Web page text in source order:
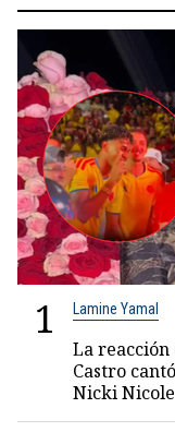
1 Lamine Yamal
La reacción
Castro
Nicki Nicole